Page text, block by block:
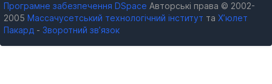
Програмне забезпечення DSpace Авторські права © 2002-
2005 Массачусетський технологічний інститут та Х’юлет
Пакард - Зворотний зв’язок